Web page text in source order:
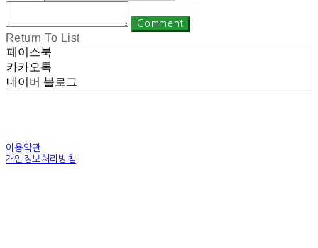
Comment
Return To List
페이스북
카카오톡
네이버 블로그
이용약관
개인정보처리방침